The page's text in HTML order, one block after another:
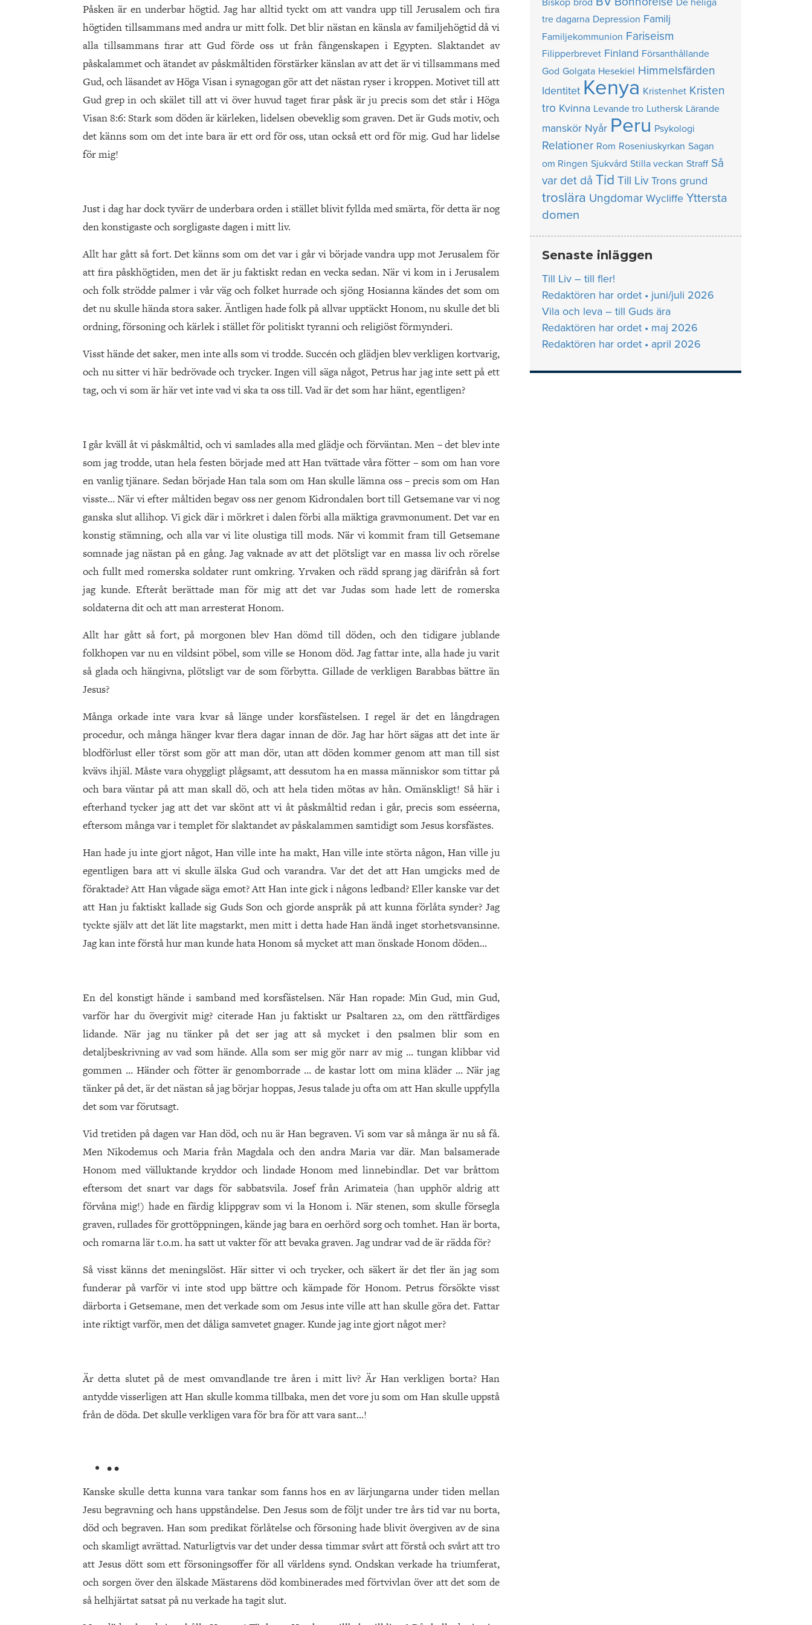
Påsken är en underbar högtid. Jag har alltid tyckt om att vand­ra upp till Jerusalem och fira
högtiden tillsammans med and­ra ur mitt folk. Det blir nästan en känsla av familjehögtid då vi
alla tillsammans firar att Gud förde oss ut från fångenskapen i Egypten. Slaktandet av
påskalammet och ätandet av påskmåltiden förstärker känslan av att det är vi tillsammans med
Gud, och läsandet av Höga Visan i synagogan gör att det nästan ryser i kroppen. Motivet till att
Gud grep in och skälet till att vi över huvud taget firar påsk är ju precis som det står i Höga
Visan 8:6: Stark som döden är kärleken, lidelsen obeveklig som graven. Det är Guds motiv, och
det känns som om det inte bara är ett ord för oss, utan också ett ord för mig. Gud har lidelse
för mig!
Just i dag har dock tyvärr de underbara orden i stället blivit fyllda med smärta, för detta är nog
den konstigaste och sorgligaste dagen i mitt liv.
Allt har gått så fort. Det känns som om det var i går vi började vandra upp mot Jerusalem för
att fira påskhögtiden, men det är ju faktiskt redan en vecka sedan. När vi kom in i Jerusalem
och folk strödde palmer i vår väg och folket hurrade och sjöng Hosianna kändes det som om
det nu skulle hända stora saker. Äntligen hade folk på allvar upptäckt Honom, nu skulle det bli
ordning, försoning och kärlek i stället för politiskt tyranni och religiöst förmynderi.
Visst hände det saker, men inte alls som vi trodde. Succén och glädjen blev verkligen kortvarig,
och nu sitter vi här bedrövade och trycker. Ingen vill säga något, Petrus har jag inte sett på ett
tag, och vi som är här vet inte vad vi ska ta oss till. Vad är det som har hänt, egentligen?
I går kväll åt vi påskmåltid, och vi samlades alla med glädje och förväntan. Men – det blev inte
som jag trodde, utan hela festen började med att Han tvättade våra fötter – som om han vore
en vanlig tjänare. Sedan började Han tala som om Han skulle lämna oss – precis som om Han
visste… När vi efter måltiden begav oss ner genom Kidrondalen bort till Getsemane var vi nog
ganska slut allihop. Vi gick där i mörkret i dalen förbi alla mäktiga gravmonument. Det var en
konstig stämning, och alla var vi lite olustiga till mods. När vi kommit fram till Getsemane
somnade jag nästan på en gång. Jag vaknade av att det plötsligt var en massa liv och rörelse
och fullt med romerska soldater runt omkring. Yrvaken och rädd sprang jag därifrån så fort
jag kunde. Efteråt berättade man för mig att det var Judas som hade lett de romerska
soldaterna dit och att man arresterat Honom.
Allt har gått så fort, på morgonen blev Han dömd till döden, och den tidigare jublande
folkhopen var nu en vildsint pöbel, som ville se Honom död. Jag fattar inte, alla hade ju varit
så glada och hängivna, plötsligt var de som förbytta. Gillade de verkligen Barabbas bättre än
Jesus?
Många orkade inte vara kvar så länge under korsfästelsen. I regel är det en långdragen
procedur, och många hänger kvar flera dagar innan de dör. Jag har hört sägas att det inte är
blodförlust eller törst som gör att man dör, utan att döden kommer genom att man till sist
kvävs ihjäl. Måste vara ohyggligt plågsamt, att dessutom ha en massa människor som tittar på
och bara väntar på att man skall dö, och att hela tiden mötas av hån. Omänskligt! Så här i
efterhand tycker jag att det var skönt att vi åt påskmåltid redan i går, precis som esséerna,
eftersom många var i templet för slaktandet av påskalammen samtidigt som Jesus korsfästes.
Han hade ju inte gjort något, Han ville inte ha makt, Han ville inte störta någon, Han ville ju
egentligen bara att vi skulle äls­ka Gud och varandra. Var det det att Han umgicks med de
föraktade? Att Han vågade säga emot? Att Han inte gick i någons ledband? Eller kanske var det
att Han ju faktiskt kallade sig Guds Son och gjorde anspråk på att kunna förlåta synder? Jag
tyckte själv att det lät lite magstarkt, men mitt i detta hade Han ändå inget storhetsvansinne.
Jag kan inte förstå hur man kunde hata Honom så mycket att man önskade Honom döden…
En del konstigt hände i samband med korsfästelsen. När Han ropade: Min Gud, min Gud,
varför har du övergivit mig? citerade Han ju faktiskt ur Psaltaren 22, om den rättfärdiges
lidande. När jag nu tänker på det ser jag att så mycket i den psalmen blir som en
detaljbeskrivning av vad som hände. Alla som ser mig gör narr av mig … tungan klibbar vid
gommen … Händer och fötter är genomborrade … de kastar lott om mina kläder … När jag
tänker på det, är det nästan så jag börjar hoppas, Jesus talade ju ofta om att Han skulle uppfylla
det som var förutsagt.
Vid tretiden på dagen var Han död, och nu är Han begraven. Vi som var så många är nu så få.
Men Nikodemus och Maria från Magdala och den andra Maria var där. Man balsamerade
Honom med välluktande kryddor och lindade Honom med linnebindlar. Det var bråttom
eftersom det snart var dags för sabbatsvila. Josef från Arimateia (han upphör aldrig att
förvåna mig!) hade en färdig klippgrav som vi la Honom i. När stenen, som skulle försegla
graven, rullades för grottöppningen, kände jag bara en oerhörd sorg och tomhet. Han är borta,
och romarna lär t.o.m. ha satt ut vakter för att bevaka graven. Jag und­rar vad de är rädda för?
Så visst känns det meningslöst. Här sitter vi och trycker, och säkert är det fler än jag som
funderar på varför vi inte stod upp bättre och kämpade för Honom. Petrus försökte visst
därborta i Getsemane, men det verkade som om Jesus inte ville att han skulle göra det. Fattar
inte riktigt varför, men det dåliga samvetet gnager. Kunde jag inte gjort något mer?
Är detta slutet på de mest omvandlande tre åren i mitt liv? Är Han verkligen borta? Han
antydde visserligen att Han skulle komma tillbaka, men det vore ju som om Han skulle uppstå
från de döda. Det skulle verkligen vara för bra för att vara sant…!
• •
Kanske skulle detta kunna vara tankar som fanns hos en av lärjungarna under tiden mellan
Jesu begravning och hans uppståndelse. Den Jesus som de följt under tre års tid var nu borta,
död och begraven. Han som predikat förlåtelse och försoning hade blivit övergiven av de sina
och skamligt avrättad. Naturligtvis var det under dessa timmar svårt att förstå och svårt att tro
att Jesus dött som ett försoningsoffer för all världens synd. Ondskan verkade ha triumferat,
och sorgen över den älskade Mästarens död kombinerades med förtvivlan över att det som de
så helhjärtat satsat på nu verkade ha tagit slut.
Biskop bröd
De heliga
tre dagarna Depression Familj
Familjekommunion Fariseism
Filipperbrevet Finland Försanthållande
God Golgata Hesekiel Himmelsfärden
Identitet Kenya Kristenhet Kristen
tro Kvinna Levande tro Luthersk Lärande
manskör Nyår Peru Psykologi
Relationer Rom Roseniuskyrkan Sagan
om Ringen Sjukvård Stilla veckan Straff Så
var det då Tid Till Liv Trons grund
troslära Ungdomar Wycliffe Yttersta
domen
Senaste inläggen
Till Liv – till fler!
Redaktören har ordet • juni/juli 2026
Vila och leva – till Guds ära
Redaktören har ordet • maj 2026
Redaktören har ordet • april 2026